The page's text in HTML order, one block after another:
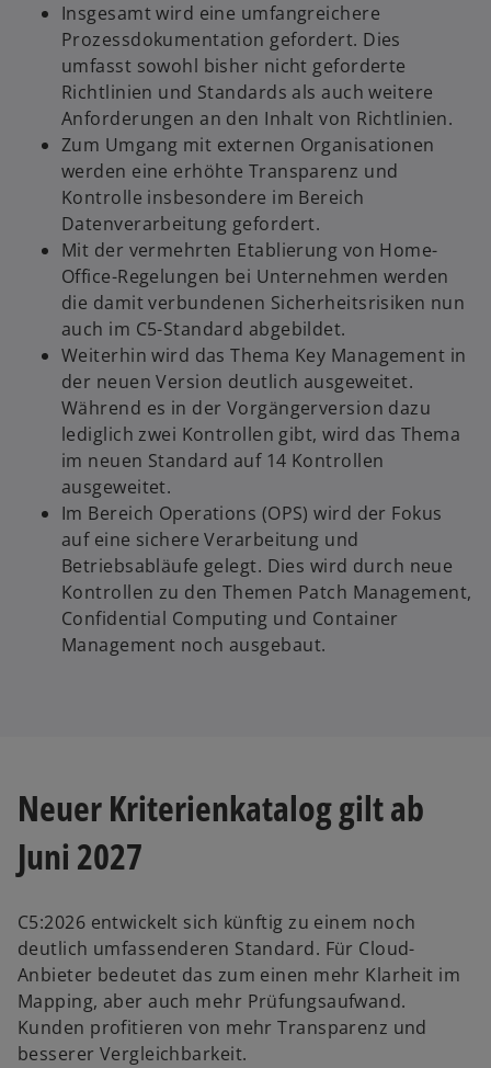
Insgesamt wird eine umfangreichere
Prozessdokumentation gefordert. Dies
umfasst sowohl bisher nicht geforderte
Richtlinien und Standards als auch weitere
Anforderungen an den Inhalt von Richtlinien.
Zum Umgang mit externen Organisationen
werden eine erhöhte Transparenz und
Kontrolle insbesondere im Bereich
Datenverarbeitung gefordert.
Mit der vermehrten Etablierung von Home-
Office-Regelungen bei Unternehmen werden
die damit verbundenen Sicherheitsrisiken nun
auch im C5-Standard abgebildet.
Weiterhin wird das Thema Key Management in
der neuen Version deutlich ausgeweitet.
Während es in der Vorgängerversion dazu
lediglich zwei Kontrollen gibt, wird das Thema
im neuen Standard auf 14 Kontrollen
ausgeweitet.
Im Bereich Operations (OPS) wird der Fokus
auf eine sichere Verarbeitung und
Betriebsabläufe gelegt. Dies wird durch neue
Kontrollen zu den Themen Patch Management,
Confidential Computing und Container
Management noch ausgebaut.
Neuer Kriterienkatalog gilt ab
Juni 2027
C5:2026 entwickelt sich künftig zu einem noch
deutlich umfassenderen Standard. Für Cloud-
Anbieter bedeutet das zum einen mehr Klarheit im
Mapping, aber auch mehr Prüfungsaufwand.
Kunden profitieren von mehr Transparenz und
besserer Vergleichbarkeit.